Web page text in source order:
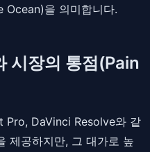
Ocean)을 의미합니다.
시장의 통점(Pain
Pro, DaVinci Resolve와 같
제공하지만, 그 대가로 높